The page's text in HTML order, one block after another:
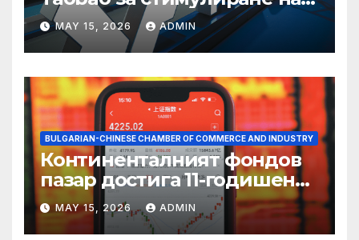
пазаруването 618
MAY 15, 2026 ADMIN
BULGARIAN-CHINESE CHAMBER OF COMMERCE AND INDUSTRY
Континенталният фондов
пазар достига 11-годишен
връх
MAY 15, 2026 ADMIN